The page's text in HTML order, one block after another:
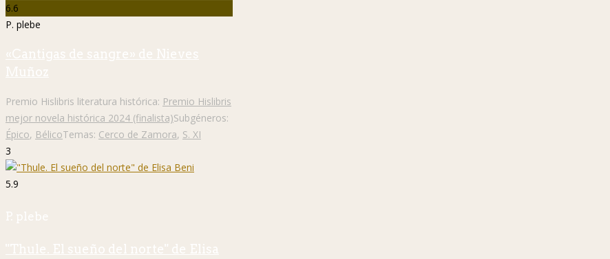
6.6
P. plebe
«Cantigas de sangre» de Nieves
Muñoz
Premio Hislibris literatura histórica: Premio Hislibris
mejor novela histórica 2024 (finalista)Subgéneros:
Épico, BélicoTemas: Cerco de Zamora, S. XI
3
5.9
P. plebe
"Thule. El sueño del norte" de Elisa